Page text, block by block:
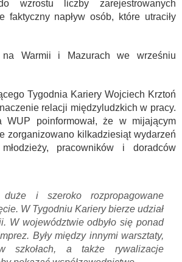
wzrostu liczby zarejestrowanych
faktyczny napływ osób, które utraciły
na Warmii i Mazurach we wrześniu
Tygodnia Kariery Wojciech Krztoń
relacji międzyludzkich w pracy.
WUP poinformował, że w mijającym
zorganizowano kilkadziesiąt wydarzeń
pracowników i doradców
i szeroko rozpropagowane
W Tygodniu Kariery bierze udział
W województwie odbyło się ponad
Były między innymi warsztaty,
szkołach, a także rywalizacje